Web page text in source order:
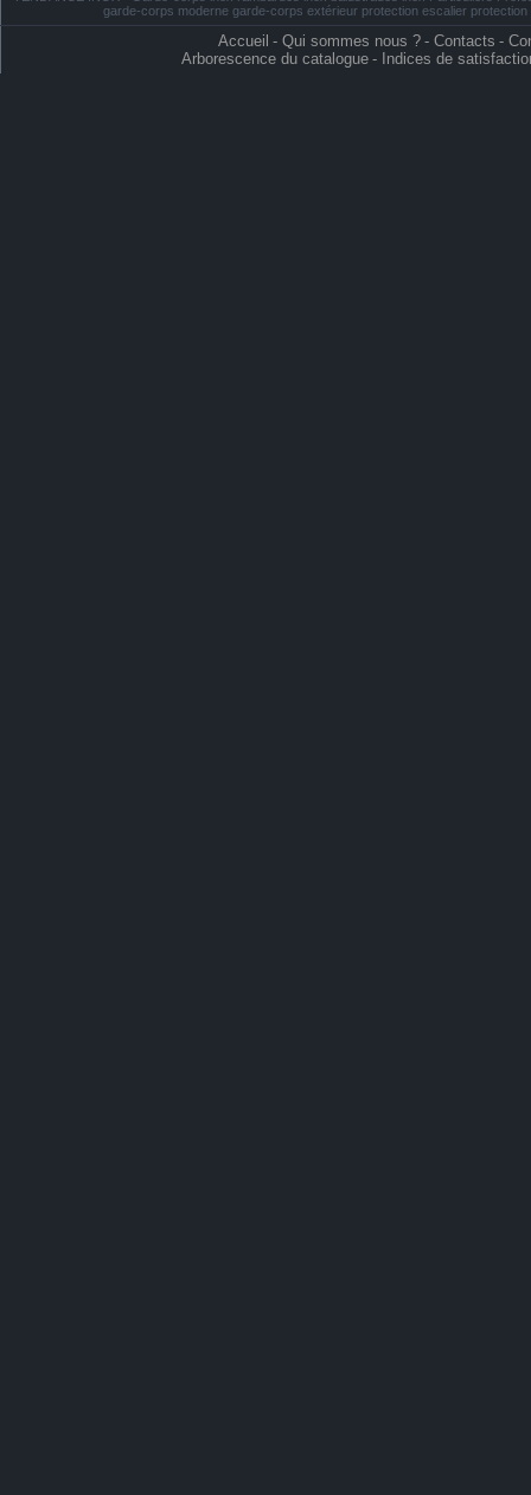
garde-corps moderne garde-corps extérieur protection escalier
Accueil - Qui sommes nous ? - Contacts -
Arborescence du catalogue - Indices de